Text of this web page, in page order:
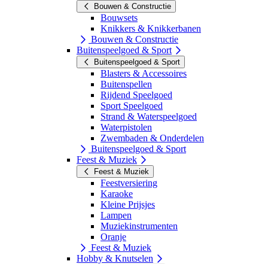
Bouwen & Constructie
Bouwsets
Knikkers & Knikkerbanen
Bouwen & Constructie
Buitenspeelgoed & Sport
Buitenspeelgoed & Sport
Blasters & Accessoires
Buitenspellen
Rijdend Speelgoed
Sport Speelgoed
Strand & Waterspeelgoed
Waterpistolen
Zwembaden & Onderdelen
Buitenspeelgoed & Sport
Feest & Muziek
Feest & Muziek
Feestversiering
Karaoke
Kleine Prijsjes
Lampen
Muziekinstrumenten
Oranje
Feest & Muziek
Hobby & Knutselen